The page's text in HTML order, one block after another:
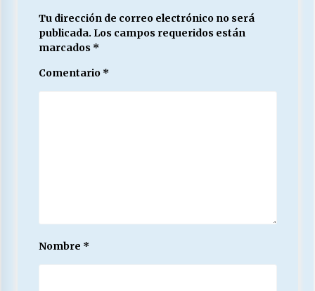
Tu dirección de correo electrónico no será
publicada. Los campos requeridos están
marcados *
Comentario *
Nombre *